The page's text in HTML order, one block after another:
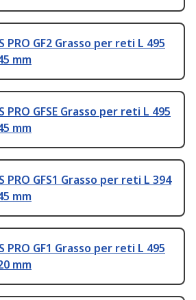
PRO GF2 Grasso per reti L 495
mm
GFSE Grasso per reti L 495
mm
PRO GFS1 Grasso per reti L 394
mm
PRO GF1 Grasso per reti L 495
mm